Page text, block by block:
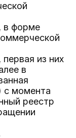
в форме
из них
в
с момента
реестр